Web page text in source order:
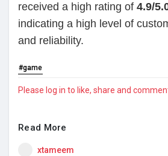
received a high rating of 4.9/
indicating a high level of
and reliability.
#game
Please log in to like, share and
Read More
xtameem